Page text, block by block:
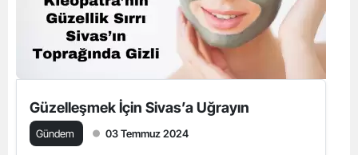
Güzelleşmek İçin Sivas’a Uğrayın
Gündem 03 Temmuz 2024